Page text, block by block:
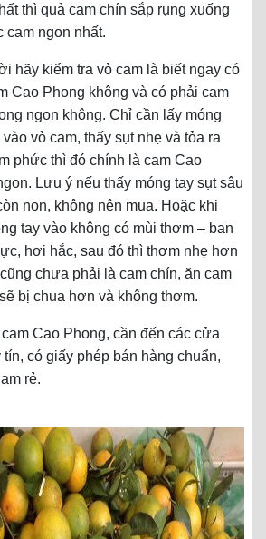
thì quả cam chín sắp rụng xuống
cam ngon nhất.
hãy kiểm tra vỏ cam là biết ngay có
Cao Phong không và có phải cam
ngon không. Chỉ cần lấy móng
vào vỏ cam, thấy sụt nhẹ và tỏa ra
phức thì đó chính là cam Cao
Lưu ý nếu thấy móng tay sụt sâu
non, không nên mua. Hoặc khi
tay vào không có mùi thơm – ban
hơi hắc, sau đó thì thơm nhẹ hơn
chưa phải là cam chín, ăn cam
bị chua hơn và không thơm.
Cao Phong, cần đến các cửa
tín, có giấy phép bán hàng chuẩn,
rẻ.